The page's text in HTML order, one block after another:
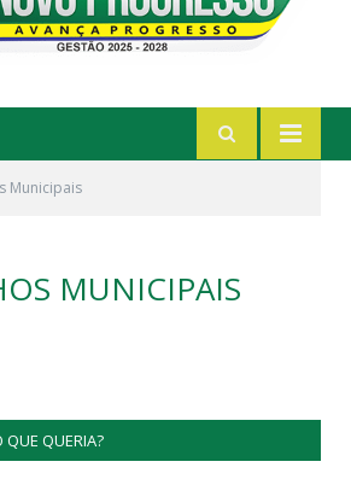
Municipais
MUNICIPAIS
QUE QUERIA?